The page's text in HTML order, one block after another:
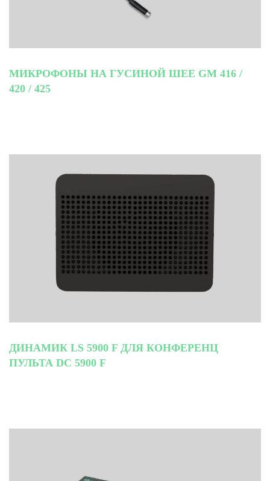
МИКРОФОНЫ НА ГУСИНОЙ ШЕЕ GM 416 /
420 / 425
ДИНАМИК LS 5900 F ДЛЯ КОНФЕРЕНЦ
ПУЛЬТА DC 5900 F